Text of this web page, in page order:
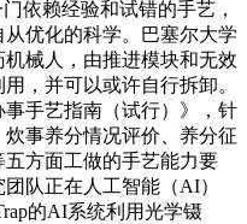
依赖经验和试错的手艺，
优化的科学。巴塞尔大学
械人，由推进模块和无效
，并可以或许自行拆卸。
手艺指南（试行）》，针
事养分情况评价、养分征
方面工做的手艺能力要
队正在人工智能（AI）
的AI系统利用光学镊